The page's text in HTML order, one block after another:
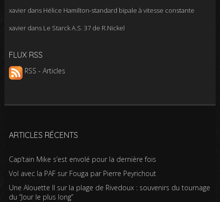
xavierdans Hélice Hamilton-standard bipale à vitesse constante
xavierdans Le Starck A.S. 37 de R.Nickel
FLUX RSS
RSS - Articles
ARTICLES RÉCENTS
Cap’tain Mike s’est envolé pour la dernière fois
Vol avec la PAF sur Fouga par Pierre Peyrichout
Une Alouette II sur la plage de Rivedoux : souvenirs du tournage
du “Jour le plus long”